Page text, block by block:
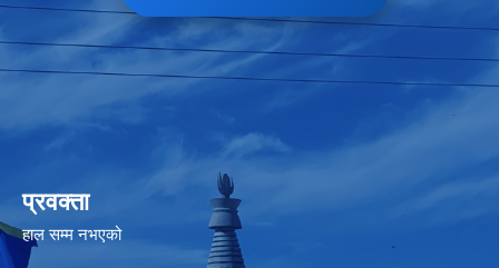
प्रवक्ता
हाल सम्म नभएको